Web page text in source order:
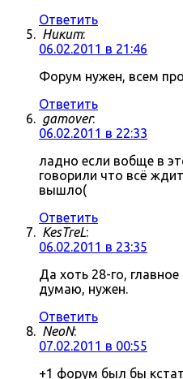
Ответить
Никит:
06.02.2011 в 21:46
Форум нужен, всем
Ответить
gamover:
06.02.2011 в 22:33
ладно если вобще в
говорили что всё
вышло(
Ответить
KesTreL:
06.02.2011 в 23:35
Да хоть 28-го,
думаю, нужен.
Ответить
NeoN:
07.02.2011 в 00:55
+1 форум был бы